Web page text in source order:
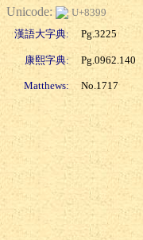
Unicode:
U+8399
漢語大字典:
Pg.3225
康熙字典: Pg.0962.140
Matthews: No.1717